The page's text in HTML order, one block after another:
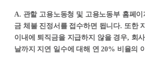
A. 관할 고용노동청 및 고용노동부 홈페
금 체불 진정서를 접수하면 됩니다. 또한
이내에 퇴직금을 지급하지 않을 경우, 회
날까지 지연 일수에 대해 연 20% 비율의